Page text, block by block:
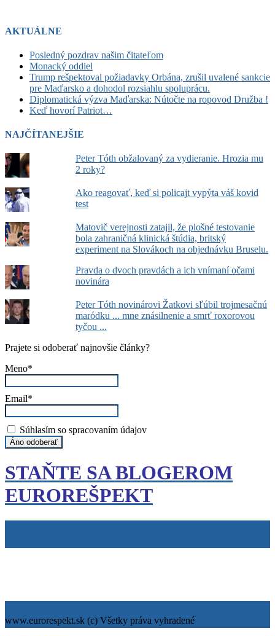
AKTUÁLNE
Posledný pozdrav našim čitateľom
Monacký oddiel
Trump rešpektoval požiadavky Orbána, zrušil uvalené sankcie
pre Maďarsko a dohodol rozsiahlu spoluprácu.
Diplomatická výzva Maďarska: Nútočte na ropovod Družba !
Keď hovorí Patriot…
NAJČÍTANEJŠIE
Peter Tóth obžalovaný za vydieranie. Hrozia mu
2 roky?
Ako reagovať, keď si policajt vypýta váš kovid
test
Matovič verejnosti zatajil, že plošné testovanie
bola zahraničná klinická štúdia, britský
experiment na Slovákoch na objednávku Bruselu.
Pravda o dvoch pravdách a ich vnímaní očami
novinára
Peter Tóth novinárovi Žatkovi sľúbil trojmesačnú
maródku ... mne znásilnenie a smrť roxorovou
tyčou ...
Prajete si odoberať najnovšie články?
Meno*
Email*
Súhlasím so spracovaním údajov
STAŇTE SA BLOGEROM
EUROREŠPEKT
www.eurorespekt.sk (c) Všetky práva vyhradené